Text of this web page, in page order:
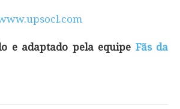
e adaptado pela equipe Fãs da